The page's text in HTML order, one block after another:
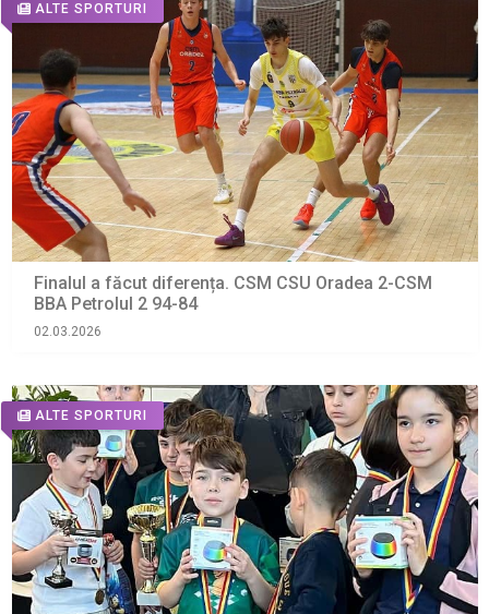
ALTE SPORTURI
Finalul a făcut diferența. CSM CSU Oradea 2-CSM
BBA Petrolul 2 94-84
02.03.2026
ALTE SPORTURI